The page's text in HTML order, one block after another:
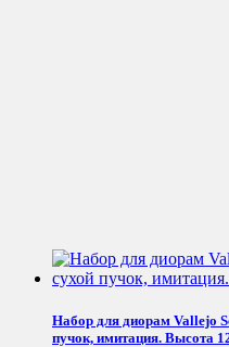
Набор для диорам Vallejo
пучок, имитация. Высота